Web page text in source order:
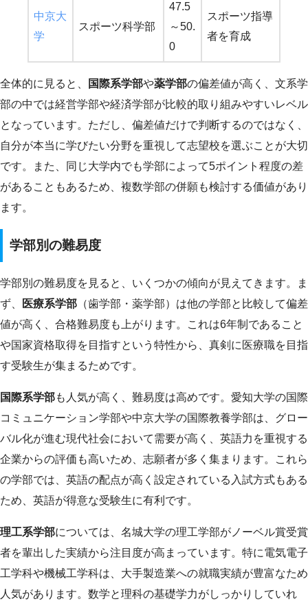
中京大
学
スポーツ科学部
47.5
～50.
0
スポーツ指導
者を育成
全体的に見ると、 国際系学部や薬学部の偏差値が高く、文系学
部の中では経営学部や経済学部が比較的取り組みやすいレベル
となっています。ただし、偏差値だけで判断するのではなく、
自分が本当に学びたい分野を重視して志望校を選ぶことが大切
です。また、同じ大学内でも学部によって5ポイント程度の差
があることもあるため、複数学部の併願も検討する価値があり
ます。
学部別の難易度
学部別の難易度を見ると、いくつかの傾向が見えてきます。ま
ず、
医療系学部 （歯学部・薬学部）は他の学部と比較して偏差
値が高く、合格難易度も上がります。これは6年制であること
や国家資格取得を目指すという特性から、真剣に医療職を目指
す受験生が集まるためです。
国際系学部も人気が高く、難易度は高めです。愛知大学の国際
コミュニケーション学部や中京大学の国際教養学部は、グロー
バル化が進む現代社会において需要が高く、英語力を重視する
企業からの評価も高いため、志願者が多く集まります。これら
の学部では、英語の配点が高く設定されている入試方式もある
ため、英語が得意な受験生に有利です。
理工系学部については、名城大学の理工学部がノーベル賞受賞
者を輩出した実績から注目度が高まっています。特に電気電子
工学科や機械工学科は、大手製造業への就職実績が豊富なため
人気があります。数学と理科の基礎学力がしっかりしていれ